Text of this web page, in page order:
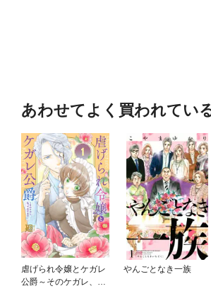
あわせてよく買われてい
虐げられ令嬢とケガレ
公爵～そのケガレ、払
やんごとなき一族